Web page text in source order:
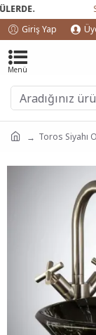
Giriş Yap
Toros Siyahı